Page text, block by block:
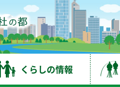
仙台市
くらしの情報